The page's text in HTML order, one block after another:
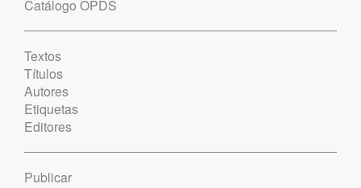
Catálogo OPDS
Textos
Títulos
Autores
Etiquetas
Editores
Publicar